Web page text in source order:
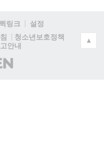
퀵링크
설정
청소년보호정책
안내
▲